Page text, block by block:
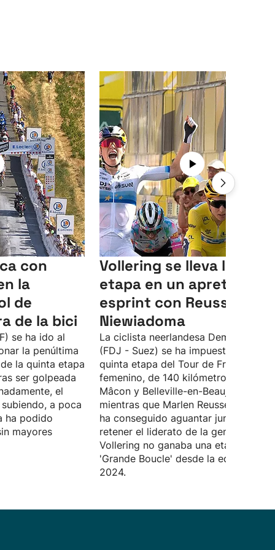
con
la
de
de la bici
se ha ido al
la penúltima
la quinta etapa
ser golpeada
el
a poca
ha podido
mayores
Vollering se lleva la
etapa en un
esprint con Reusser y
Niewiadoma
La ciclista neerlandesa Demi Vollering
(FDJ - Suez) se ha impuesto en la
quinta etapa del Tour de Francia
femenino, de 140 kilómetros, entre
Mâcon y Belleville-en-Beaujolais,
mientras que Marlen Reusser
ha conseguido aguantar junto a ella y
retener el liderato de la general.
Vollering no ganaba una etapa en la
'Grande Boucle' desde la edición de
2024.